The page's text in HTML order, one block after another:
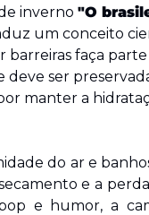
inverno "O
um conceito
faça
deve ser
manter a
do ar e
e a
e humor, a